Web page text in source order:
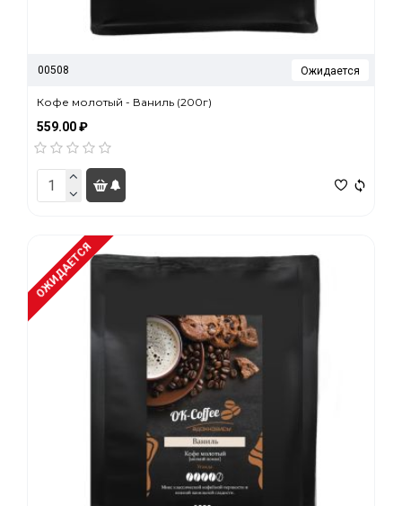
00508 Ожидается
Кофе молотый - Ваниль (200г)
559.00 ₽
ОЖИДАЕТСЯ